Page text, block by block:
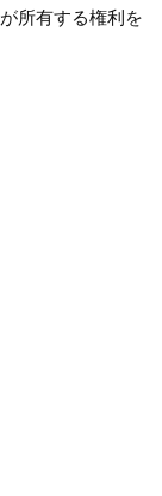
所有する権利を